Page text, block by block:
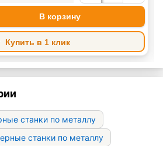
В корзину
Купить в 1 клик
станки по металлу
станки по металлу